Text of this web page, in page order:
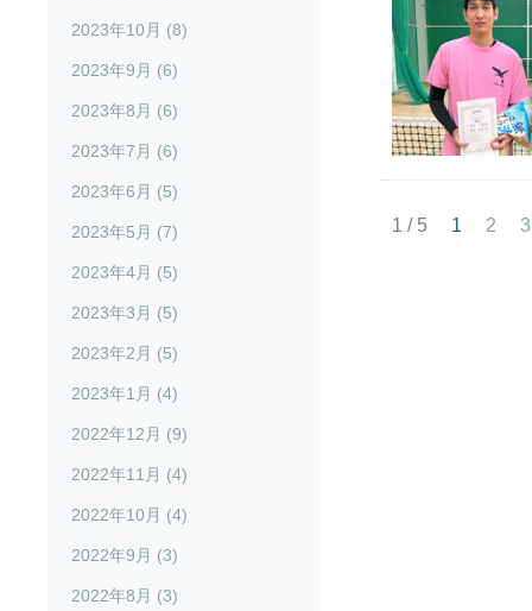
1 / 5 1 2 3
2023年10月 (8)
2023年9月 (6)
2023年8月 (6)
2023年7月 (6)
2023年6月 (5)
2023年5月 (7)
2023年4月 (5)
2023年3月 (5)
2023年2月 (5)
2023年1月 (4)
2022年12月 (9)
2022年11月 (4)
2022年10月 (4)
2022年9月 (3)
2022年8月 (3)